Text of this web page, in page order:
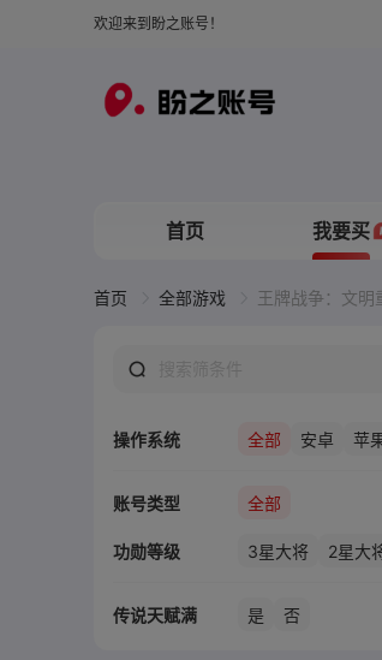
欢迎来到盼之账号！
首页 我要买
首页 全部游戏 王牌战争：文明
操作系统 全部 安卓 苹
账号类型 全部
功勋等级 3星大将 2星大
传说天赋满 是 否